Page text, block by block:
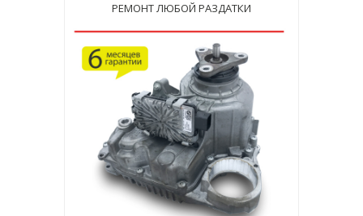
РЕМОНТ ЛЮБОЙ РАЗДАТКИ